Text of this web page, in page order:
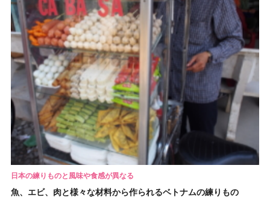
日本の練りものと風味や食感が異なる
魚、エビ、肉と様々な材料から作られるベトナムの練りもの